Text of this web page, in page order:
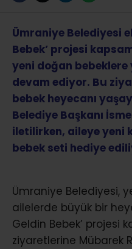
Ümraniye Belediyesi
Bebek’ projesi
yeni doğan
devam ediyor. Bu
bebek heyecanı
Belediye Başkanı
iletilirken, aileye yeni
bebek seti hediye
Ümraniye Belediyesi,
ailelerde büyük bir
Geldin Bebek’ projesi
ziyaretlerine Mübarek